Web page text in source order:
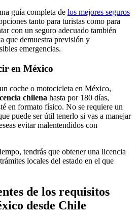
guía completa de los mejores seguros
tanto para turistas como para
con un seguro adecuado también
que demuestra previsión y
emergencias.
en México
coche o motocicleta en México,
chilena hasta por 180 días,
en formato físico. No se requiere un
puede ser útil tenerlo si vas a manejar
evitar malentendidos con
tendrás que obtener una licencia
locales del estado en el que
de los requisitos
desde Chile